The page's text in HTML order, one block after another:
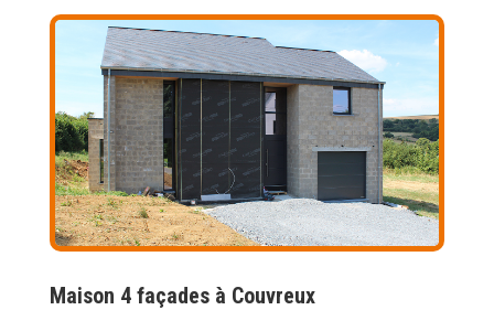
Maison 4 façades à Couvreux